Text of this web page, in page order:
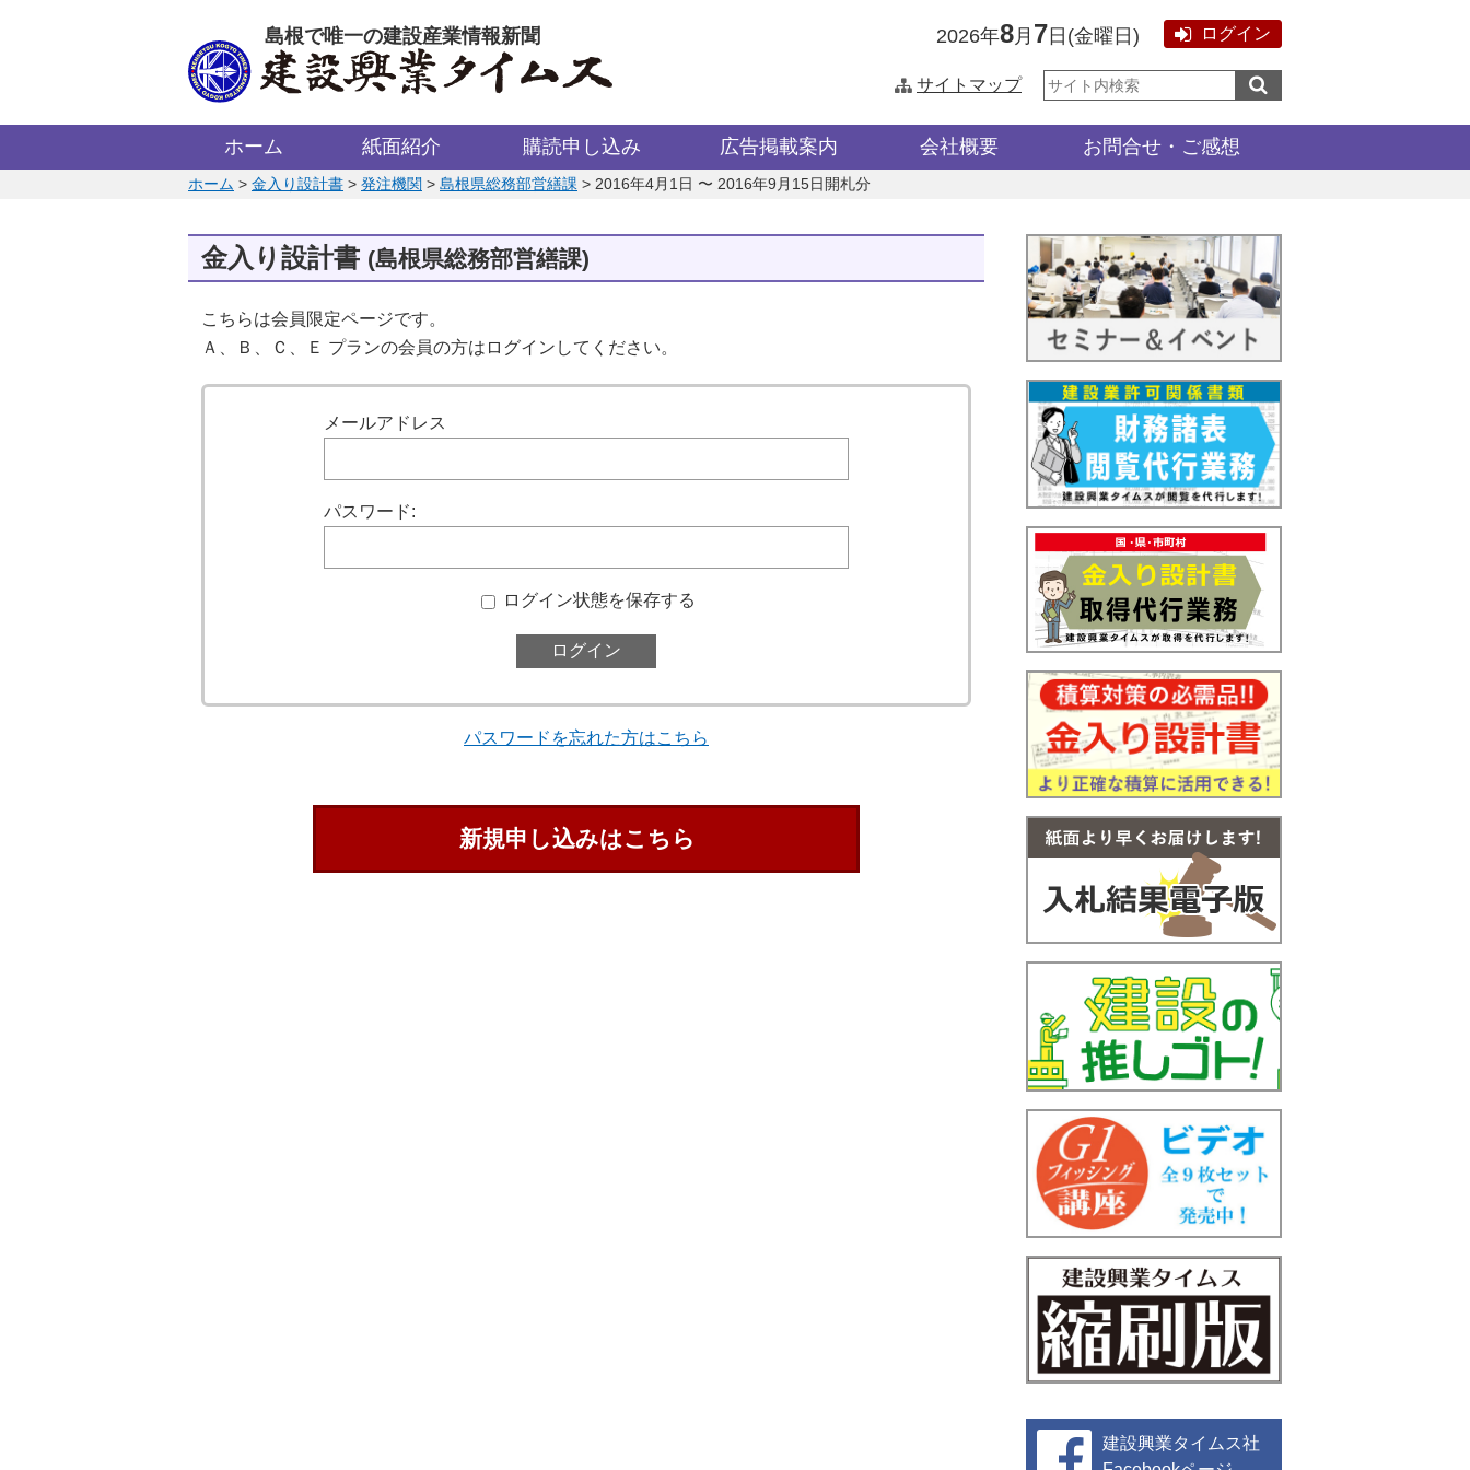
島根で唯一の建設産業情報新聞 2026年8月 7 日 (金曜日 ) ログイン
サイトマップ
サ
イ
内
ホーム 紙面紹介 購読申し込み 広告掲載案内 会社概要 お問合せ・ご感想
このページの位置:
ホーム > 金入り設計書 > 発注機関 > 島根県総務部営繕課 > 2016年4月1日 〜 2016年9月15日開札分
金入り設計書 (島根県総務部営繕課)
こちらは会員限定ページです。
Ａ、Ｂ、Ｃ、Ｅ プランの会員の方はログインしてください。
メールアドレス
パスワード:
ログイン状態を保存する
パスワードを忘れた方はこちら
新規申し込みはこちら
建設興業タイムス社